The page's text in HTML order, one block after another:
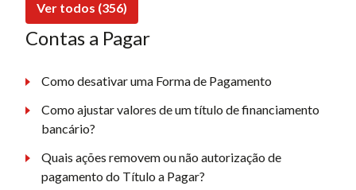
Ver todos (356)
Contas a Pagar
Como desativar uma Forma de Pagamento
Como ajustar valores de um título de financiamento
bancário?
Quais ações removem ou não autorização de
pagamento do Título a Pagar?